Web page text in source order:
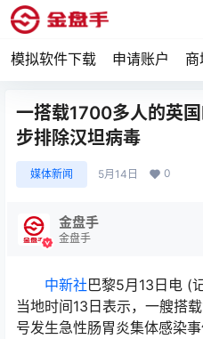
模拟软件下载 申请账户 商
一搭载1700多人的英
步排除汉坦病毒
媒体新闻 5月14日 0
金盘手
金盘手
中新社巴黎5月13日电 (
当地时间13日表示，一艘搭
号发生急性肠胃炎集体感染